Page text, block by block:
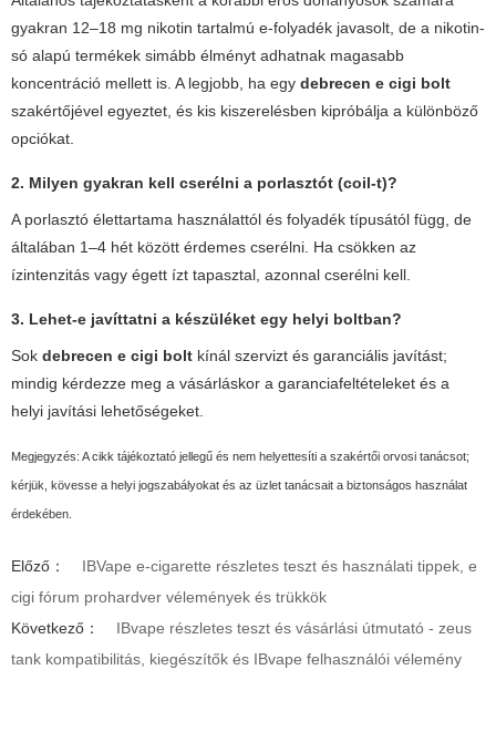
gyakran 12–18 mg nikotin tartalmú e-folyadék javasolt, de a nikotin-
só alapú termékek simább élményt adhatnak magasabb
koncentráció mellett is. A legjobb, ha egy debrecen e cigi bolt
szakértőjével egyeztet, és kis kiszerelésben kipróbálja a különböző
opciókat.
2. Milyen gyakran kell cserélni a porlasztót (coil-t)?
A porlasztó élettartama használattól és folyadék típusától függ, de
általában 1–4 hét között érdemes cserélni. Ha csökken az
ízintenzitás vagy égett ízt tapasztal, azonnal cserélni kell.
3. Lehet-e javíttatni a készüléket egy helyi boltban?
Sok debrecen e cigi bolt kínál szervizt és garanciális javítást;
mindig kérdezze meg a vásárláskor a garanciafeltételeket és a
helyi javítási lehetőségeket.
Megjegyzés: A cikk tájékoztató jellegű és nem helyettesíti a szakértői orvosi tanácsot;
kérjük, kövesse a helyi jogszabályokat és az üzlet tanácsait a biztonságos használat
érdekében.
Előző：
IBVape e-cigarette részletes teszt és használati tippek, e
cigi fórum prohardver vélemények és trükkök
Következő：
IBvape részletes teszt és vásárlási útmutató - zeus
tank kompatibilitás, kiegészítők és IBvape felhasználói vélemény